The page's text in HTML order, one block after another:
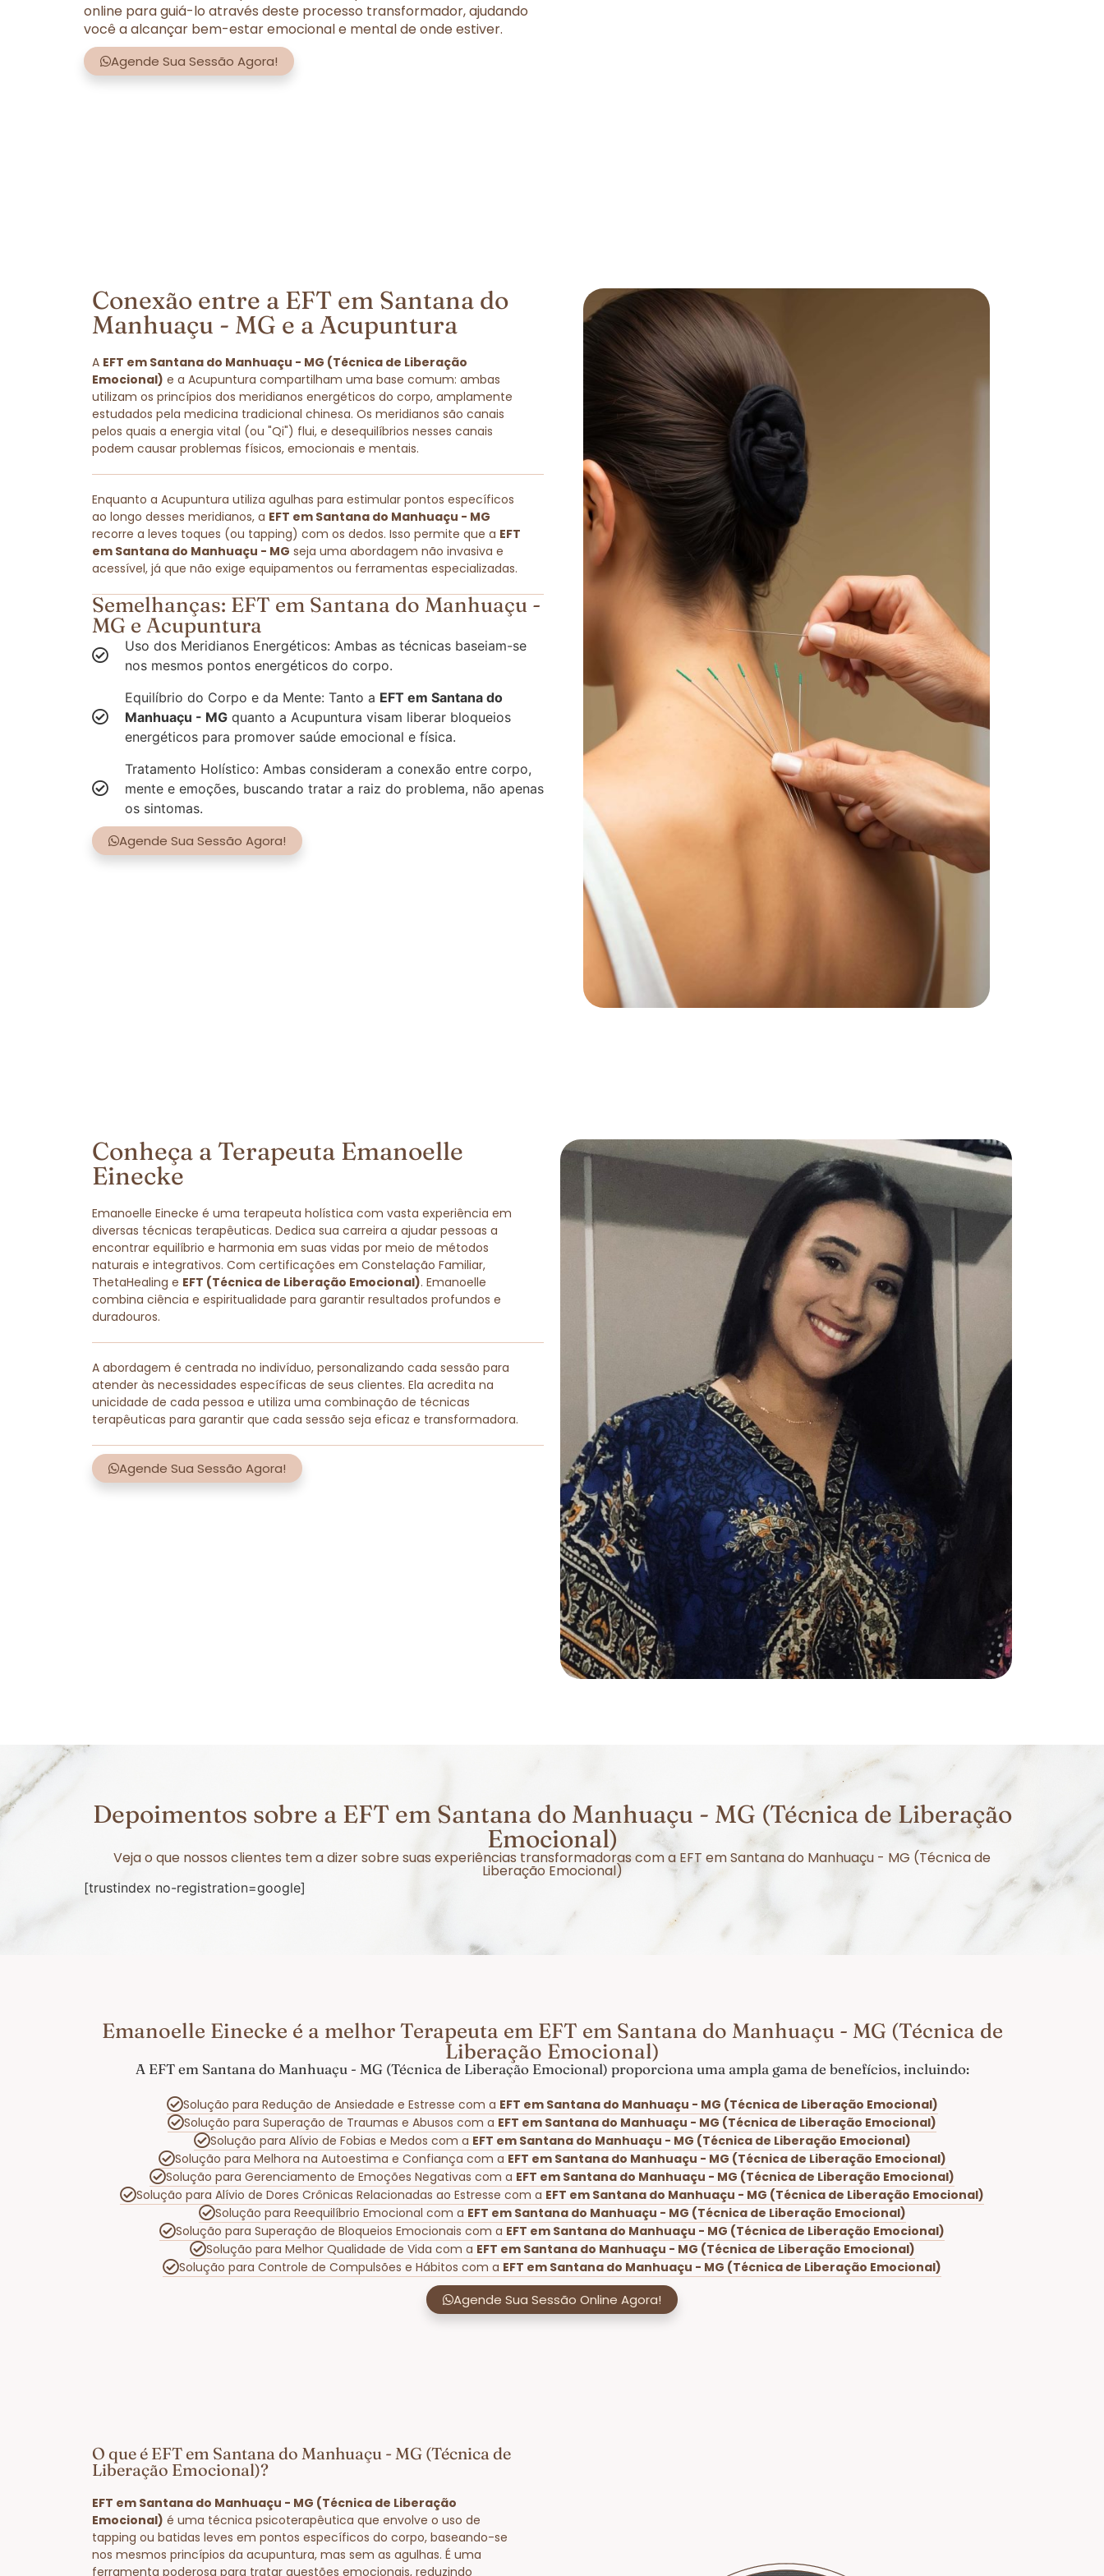
online para guiá-lo através deste processo transformador, ajudando
você a alcançar bem-estar emocional e mental de onde estiver.
Agende Sua Sessão Agora!
Conexão entre a EFT em Santana do
Manhuaçu - MG e a Acupuntura
A EFT em Santana do Manhuaçu - MG (Técnica de Liberação
Emocional) e a Acupuntura compartilham uma base comum: ambas
utilizam os princípios dos meridianos energéticos do corpo, amplamente
estudados pela medicina tradicional chinesa. Os meridianos são canais
pelos quais a energia vital (ou "Qi") flui, e desequilíbrios nesses canais
podem causar problemas físicos, emocionais e mentais.
Enquanto a Acupuntura utiliza agulhas para estimular pontos específicos
ao longo desses meridianos, a EFT em Santana do Manhuaçu - MG
recorre a leves toques (ou tapping) com os dedos. Isso permite que a EFT
em Santana do Manhuaçu - MG seja uma abordagem não invasiva e
acessível, já que não exige equipamentos ou ferramentas especializadas.
Semelhanças: EFT em Santana do Manhuaçu -
MG e Acupuntura
Uso dos Meridianos Energéticos: Ambas as técnicas baseiam-se
nos mesmos pontos energéticos do corpo.
Equilíbrio do Corpo e da Mente: Tanto a EFT em Santana do
Manhuaçu - MG quanto a Acupuntura visam liberar bloqueios
energéticos para promover saúde emocional e física.
Tratamento Holístico: Ambas consideram a conexão entre corpo,
mente e emoções, buscando tratar a raiz do problema, não apenas
os sintomas.
Agende Sua Sessão Agora!
Conheça a Terapeuta Emanoelle
Einecke
Emanoelle Einecke é uma terapeuta holística com vasta experiência em
diversas técnicas terapêuticas. Dedica sua carreira a ajudar pessoas a
encontrar equilíbrio e harmonia em suas vidas por meio de métodos
naturais e integrativos. Com certificações em Constelação Familiar,
ThetaHealing e EFT (Técnica de Liberação Emocional). Emanoelle
combina ciência e espiritualidade para garantir resultados profundos e
duradouros.
A abordagem é centrada no indivíduo, personalizando cada sessão para
atender às necessidades específicas de seus clientes. Ela acredita na
unicidade de cada pessoa e utiliza uma combinação de técnicas
terapêuticas para garantir que cada sessão seja eficaz e transformadora.
Agende Sua Sessão Agora!
Depoimentos sobre a EFT em Santana do Manhuaçu - MG (Técnica de Liberação
Emocional)
Veja o que nossos clientes tem a dizer sobre suas experiências transformadoras com a EFT em Santana do Manhuaçu - MG (Técnica de
Liberação Emocional)
[trustindex no-registration=google]
Emanoelle Einecke é a melhor Terapeuta em EFT em Santana do Manhuaçu - MG (Técnica de
Liberação Emocional)
A EFT em Santana do Manhuaçu - MG (Técnica de Liberação Emocional) proporciona uma ampla gama de benefícios, incluindo:
Solução para Redução de Ansiedade e Estresse com a EFT em Santana do Manhuaçu - MG (Técnica de Liberação Emocional)
Solução para Superação de Traumas e Abusos com a EFT em Santana do Manhuaçu - MG (Técnica de Liberação Emocional)
Solução para Alívio de Fobias e Medos com a EFT em Santana do Manhuaçu - MG (Técnica de Liberação Emocional)
Solução para Melhora na Autoestima e Confiança com a EFT em Santana do Manhuaçu - MG (Técnica de Liberação Emocional)
Solução para Gerenciamento de Emoções Negativas com a EFT em Santana do Manhuaçu - MG (Técnica de Liberação Emocional)
Solução para Alívio de Dores Crônicas Relacionadas ao Estresse com a EFT em Santana do Manhuaçu - MG (Técnica de Liberação Emocional)
Solução para Reequilíbrio Emocional com a EFT em Santana do Manhuaçu - MG (Técnica de Liberação Emocional)
Solução para Superação de Bloqueios Emocionais com a EFT em Santana do Manhuaçu - MG (Técnica de Liberação Emocional)
Solução para Melhor Qualidade de Vida com a EFT em Santana do Manhuaçu - MG (Técnica de Liberação Emocional)
Solução para Controle de Compulsões e Hábitos com a EFT em Santana do Manhuaçu - MG (Técnica de Liberação Emocional)
Agende Sua Sessão Online Agora!
O que é EFT em Santana do Manhuaçu - MG (Técnica de
Liberação Emocional)?
EFT em Santana do Manhuaçu - MG (Técnica de Liberação
Emocional) é uma técnica psicoterapêutica que envolve o uso de
tapping ou batidas leves em pontos específicos do corpo, baseando-se
nos mesmos princípios da acupuntura, mas sem as agulhas. É uma
ferramenta poderosa para tratar questões emocionais, reduzindo